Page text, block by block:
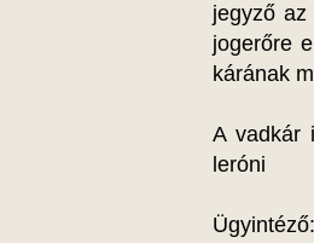
jegyző
jogerőre
kárának
A vadkár
leróni
Ügyintéző: